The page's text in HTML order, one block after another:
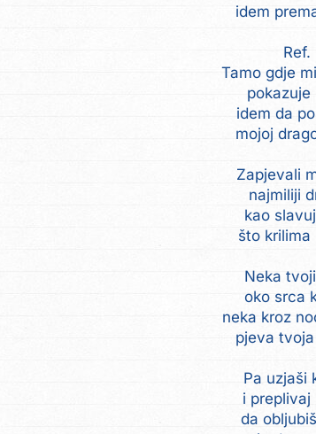
idem
Ref.
Tamo gdje
pokazuje
idem da
mojoj
Zapjevali
najmiliji
kao
što krilima
Neka
oko srca
neka kroz
pjeva
Pa uzjaši
i preplivaj
da